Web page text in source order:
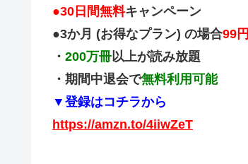
●30日間無料キャンペーン
●3か月 (お得なプラン) の場合99円
・ 200万冊以上が読み放題
・期間中退会で無料利用可能
▼登録はコチラから
https://amzn.to/4iiwZeT